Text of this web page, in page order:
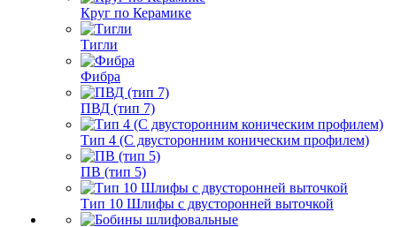
Круг по Керамике
Тигли
Фибра
ПВД (тип 7)
Тип 4 (С двусторонним коническим профилем)
ПВ (тип 5)
Тип 10 Шлифы с двусторонней выточкой